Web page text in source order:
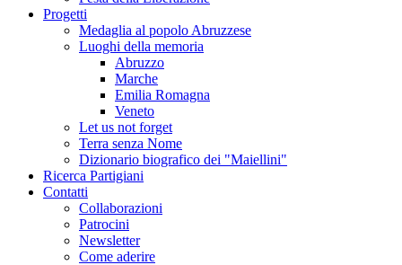
Progetti
Medaglia al popolo Abruzzese
Luoghi della memoria
Abruzzo
Marche
Emilia Romagna
Veneto
Let us not forget
Terra senza Nome
Dizionario biografico dei "Maiellini"
Ricerca Partigiani
Contatti
Collaborazioni
Patrocini
Newsletter
Come aderire